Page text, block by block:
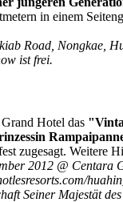
in einem
Road, Nongkae,
ist frei.
Hotel das
zugesagt.
2012 @
Seiner Majestät